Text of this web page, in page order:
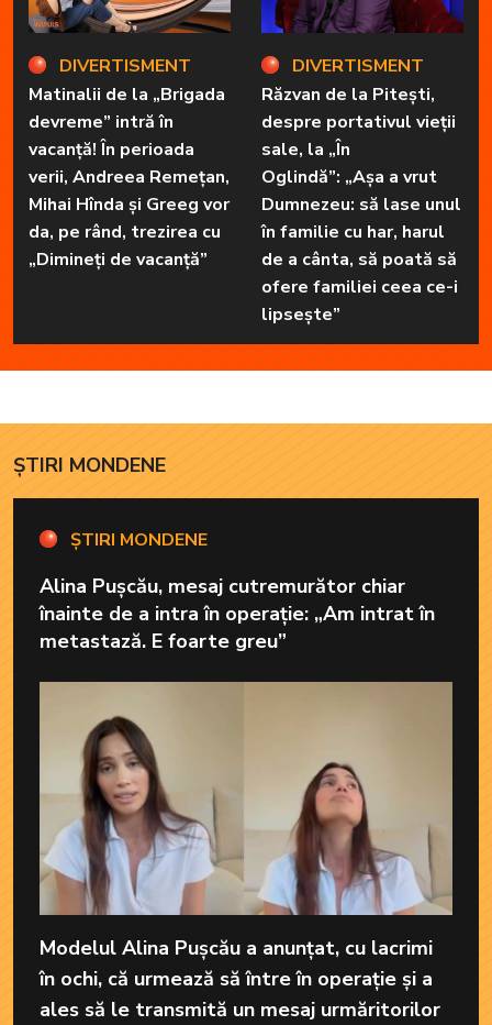
DIVERTISMENT
Matinalii de la „Brigada
devreme” intră în
vacanță! În perioada
verii, Andreea Remețan,
Mihai Hînda și Greeg vor
da, pe rând, trezirea cu
„Dimineți de vacanță”
DIVERTISMENT
Răzvan de la Pitești,
despre portativul vieții
sale, la „În
Oglindă”: „Așa a vrut
Dumnezeu: să lase unul
în familie cu har, harul
de a cânta, să poată să
ofere familiei ceea ce-i
lipsește”
ȘTIRI MONDENE
ȘTIRI MONDENE
Alina Pușcău, mesaj cutremurător chiar
înainte de a intra în operație: „Am intrat în
metastază. E foarte greu”
Modelul Alina Pușcău a anunțat, cu lacrimi
în ochi, că urmează să între în operație și a
ales să le transmită un mesaj urmăritorilor